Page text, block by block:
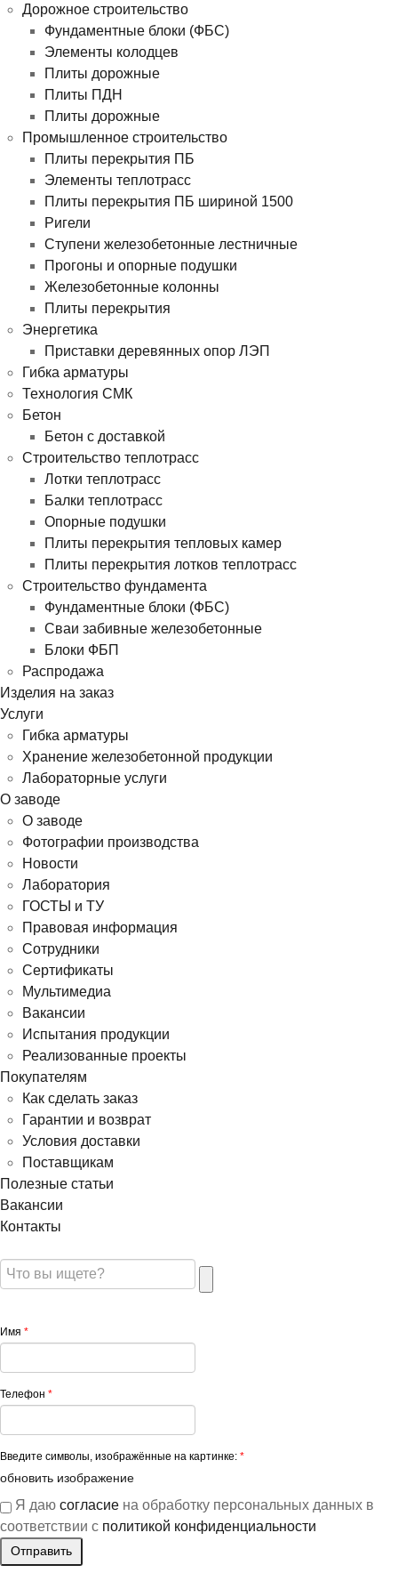
Дорожное строительство
Фундаментные блоки (ФБС)
Элементы колодцев
Плиты дорожные
Плиты ПДН
Плиты дорожные
Промышленное строительство
Плиты перекрытия ПБ
Элементы теплотрасс
Плиты перекрытия ПБ шириной 1500
Ригели
Ступени железобетонные лестничные
Прогоны и опорные подушки
Железобетонные колонны
Плиты перекрытия
Энергетика
Приставки деревянных опор ЛЭП
Гибка арматуры
Технология СМК
Бетон
Бетон с доставкой
Строительство теплотрасс
Лотки теплотрасс
Балки теплотрасс
Опорные подушки
Плиты перекрытия тепловых камер
Плиты перекрытия лотков теплотрасс
Строительство фундамента
Фундаментные блоки (ФБС)
Сваи забивные железобетонные
Блоки ФБП
Распродажа
Изделия на заказ
Услуги
Гибка арматуры
Хранение железобетонной продукции
Лабораторные услуги
О заводе
О заводе
Фотографии производства
Новости
Лаборатория
ГОСТЫ и ТУ
Правовая информация
Сотрудники
Сертификаты
Мультимедиа
Вакансии
Испытания продукции
Реализованные проекты
Покупателям
Как сделать заказ
Гарантии и возврат
Условия доставки
Поставщикам
Полезные статьи
Вакансии
Контакты
Имя *
Телефон *
Введите символы, изображённые на картинке: *
обновить изображение
Я даю согласие на обработку персональных данных в
соответствии с политикой конфиденциальности